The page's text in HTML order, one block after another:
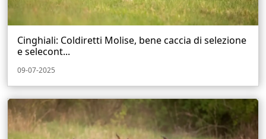
Cinghiali: Coldiretti Molise, bene caccia di selezione
e selecont...
09-07-2025